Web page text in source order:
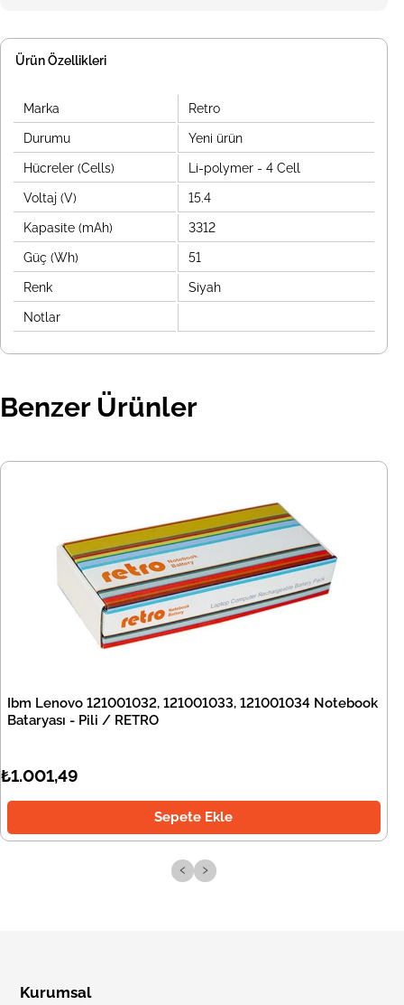
Ürün Özellikleri
Marka Retro
Durumu Yeni ürün
Hücreler (Cells) Li-polymer - 4 Cell
Voltaj (V) 15.4
Kapasite (mAh) 3312
Güç (Wh) 51
Renk Siyah
Notlar
Benzer Ürünler
Ibm Lenovo 121001032, 121001033, 121001034 Notebook
Bataryası - Pili / RETRO
₺1.001,49
Sepete Ekle
‹ ›
Kurumsal